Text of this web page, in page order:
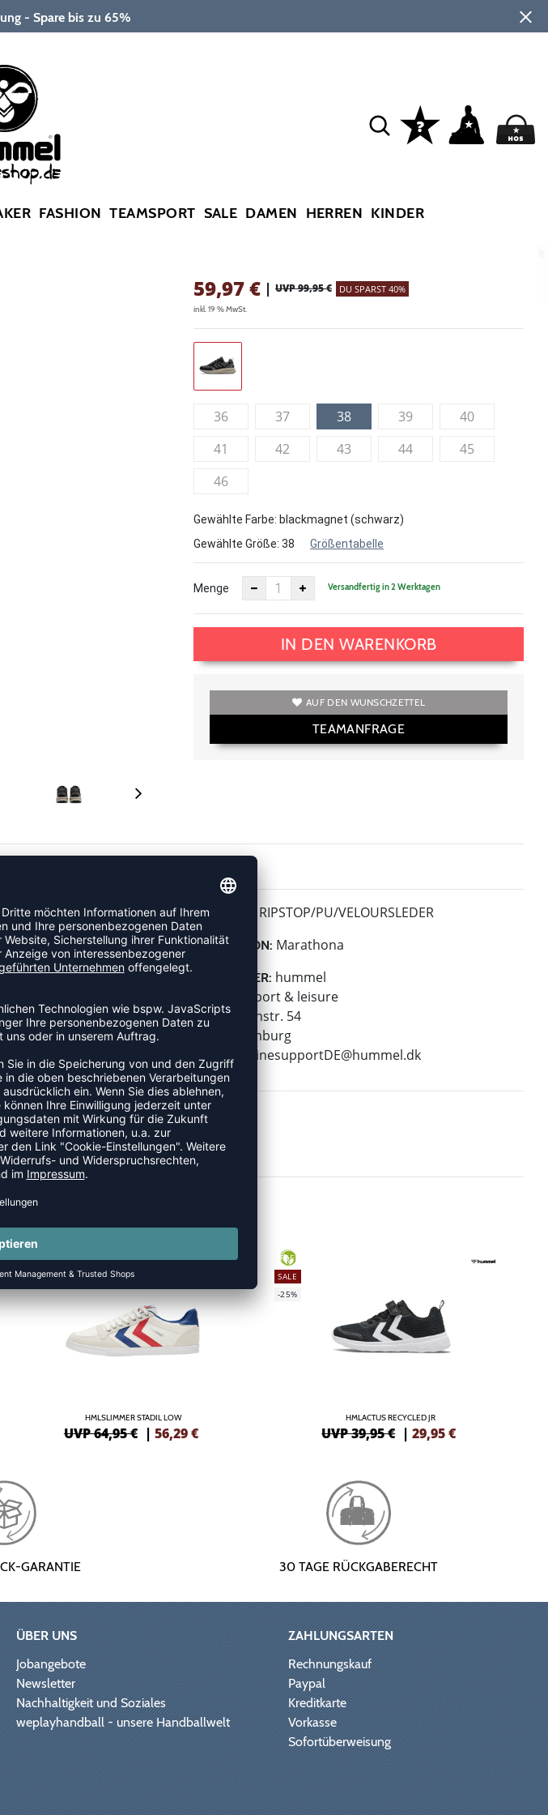
- Spare bis zu 65%
FASHION TEAMSPORT SALE DAMEN HERREN KINDER
59,97€ | UVP 99,95 € DU SPARST 40%
inkl. 19 % MwSt.
36 37 38 39
40
41
42 43 44
45
46
Gewählte Farbe: blackmagnet (schwarz)
Gewählte Größe: 38 Größentabelle
Menge Versandfertig in 2 Werktagen
IN DEN WARENKORB
AUF DEN WUNSCHZETTEL
TEAMANFRAGE
Design. Das
und wird mit dem
der Vergangenheit und
Verbundstoff bietet
Komfort.
MATERIAL: RIPSTOP/PU/VELOURSLEDER
KOLLEKTION: Marathona
HERSTELLER: hummel
hummel sport & leisure
Leverkusenstr. 54
22761 Hamburg
E-Mail:
onlinesupportDE@hummel.dk
-13%
HMLSLIMMER STADIL LOW
UVP 64,95 € | 56,29€
GREEN
SALE
-25%
HMLACTUS RECYCLED JR
UVP 39,95 € |29,95€
GARANTIE 30 TAGE RÜCKGABERECHT
ÜBER UNS
Jobangebote
Newsletter
Nachhaltigkeit und Soziales
weplayhandball - unsere Handballwelt
ZAHLUNGSARTEN
Rechnungskauf
Paypal
Kreditkarte
Vorkasse
Sofortüberweisung